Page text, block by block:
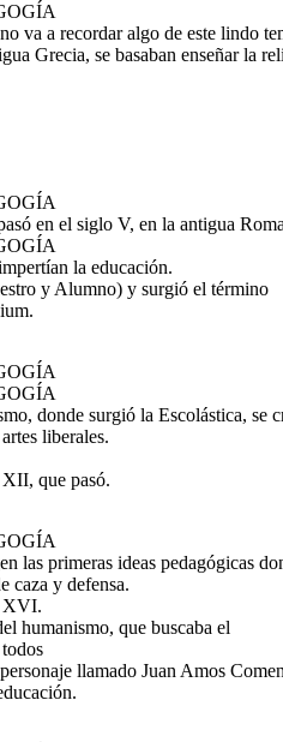
va a recordar algo de este lindo
Grecia, se basaban enseñar la
en el siglo V, en la antigua
la educación.
y Alumno) y surgió el término
donde surgió la Escolástica, se
liberales.
que pasó.
las primeras ideas pedagógicas
caza y defensa.
XVI.
humanismo, que buscaba el
llamado Juan Amos